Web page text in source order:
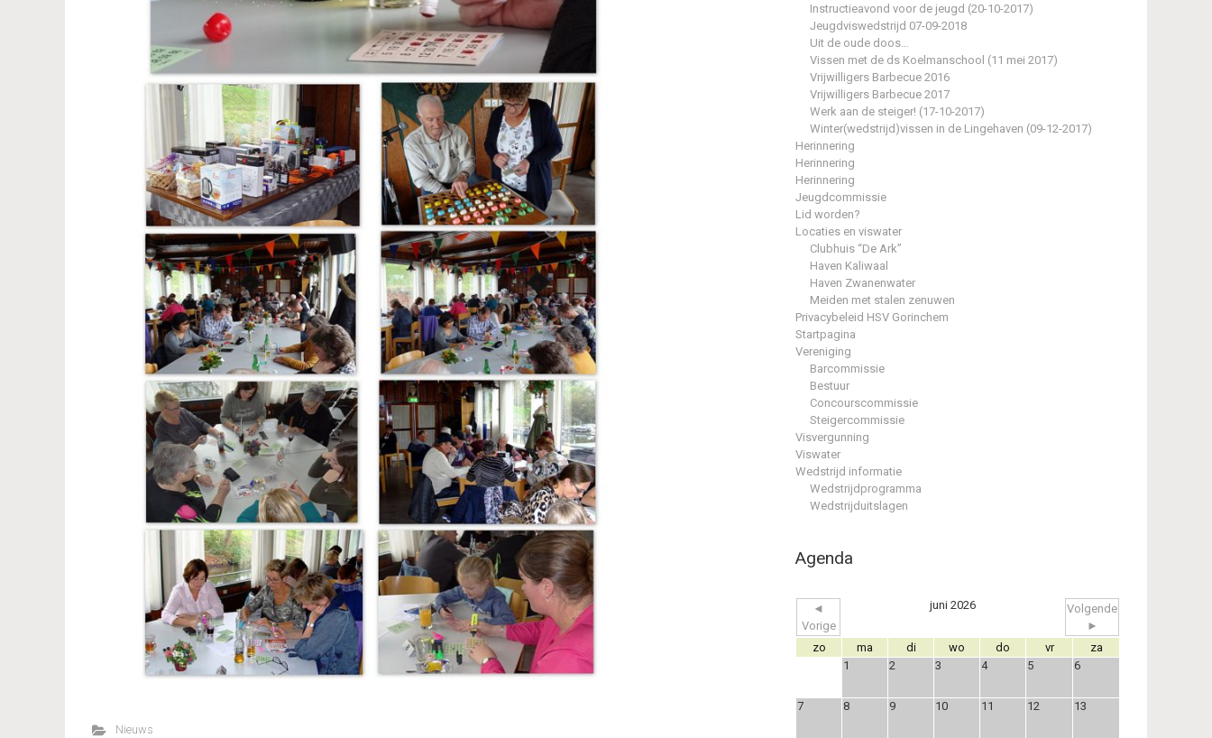
Nieuws
Instructieavond voor de jeugd (20-10-2017)
Jeugdviswedstrijd 07-09-2018
Uit de oude doos…
Vissen met de ds Koelmanschool (11 mei 2017)
Vrijwilligers Barbecue 2016
Vrijwilligers Barbecue 2017
Werk aan de steiger! (17-10-2017)
Winter(wedstrijd)vissen in de Lingehaven (09-12-2017)
Herinnering
Herinnering
Herinnering
Jeugdcommissie
Lid worden?
Locaties en viswater
Clubhuis “De Ark”
Haven Kaliwaal
Haven Zwanenwater
Meiden met stalen zenuwen
Privacybeleid HSV Gorinchem
Startpagina
Vereniging
Barcommissie
Bestuur
Concourscommissie
Steigercommissie
Visvergunning
Viswater
Wedstrijd informatie
Wedstrijdprogramma
Wedstrijduitslagen
Agenda
◄
Vorige
juni 2026
Volgende
►
zo
ma di wo do vr
za
1
2 3 4 5 6
7 8 9 10 11 12 13